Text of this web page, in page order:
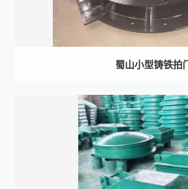
蜀山小型铸铁拍门